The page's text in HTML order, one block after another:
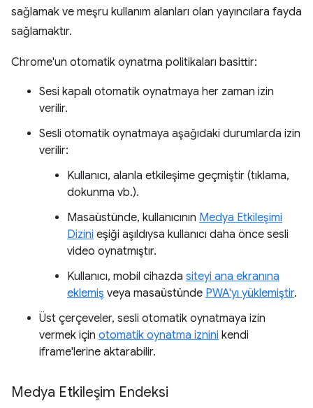
sağlamak ve meşru kullanım alanları olan yayıncılara fayda
sağlamaktır.
Chrome'un otomatik oynatma politikaları basittir:
Sesi kapalı otomatik oynatmaya her zaman izin
verilir.
Sesli otomatik oynatmaya aşağıdaki durumlarda izin
verilir:
Kullanıcı, alanla etkileşime geçmiştir (tıklama,
dokunma vb.).
Masaüstünde, kullanıcının Medya Etkileşimi
Dizini eşiği aşıldıysa kullanıcı daha önce sesli
video oynatmıştır.
Kullanıcı, mobil cihazda siteyi ana ekranına
eklemiş veya masaüstünde PWA'yı yüklemiştir.
Üst çerçeveler, sesli otomatik oynatmaya izin
vermek için otomatik oynatma iznini kendi
iframe'lerine aktarabilir.
Medya Etkileşim Endeksi